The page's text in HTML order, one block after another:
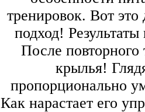
тренировок. Вот
подход!
После
крылья!
пропорционально
Как нарастает его